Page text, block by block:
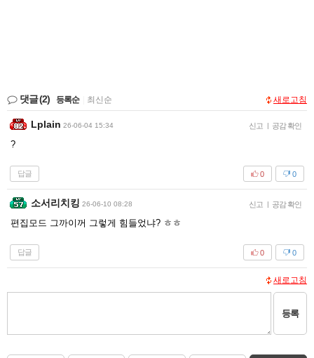
댓글(2) 등록순 최신순 새로고침
Lplain 26-06-04 15:34 신고 | 공감 확인
?
답글 0
0
소서리치킹 26-06-10 08:28 신고 | 공감 확인
편집모드 그까이꺼 그렇게 힘들었냐? ㅎㅎ
답글 0
0
새로고침
등록